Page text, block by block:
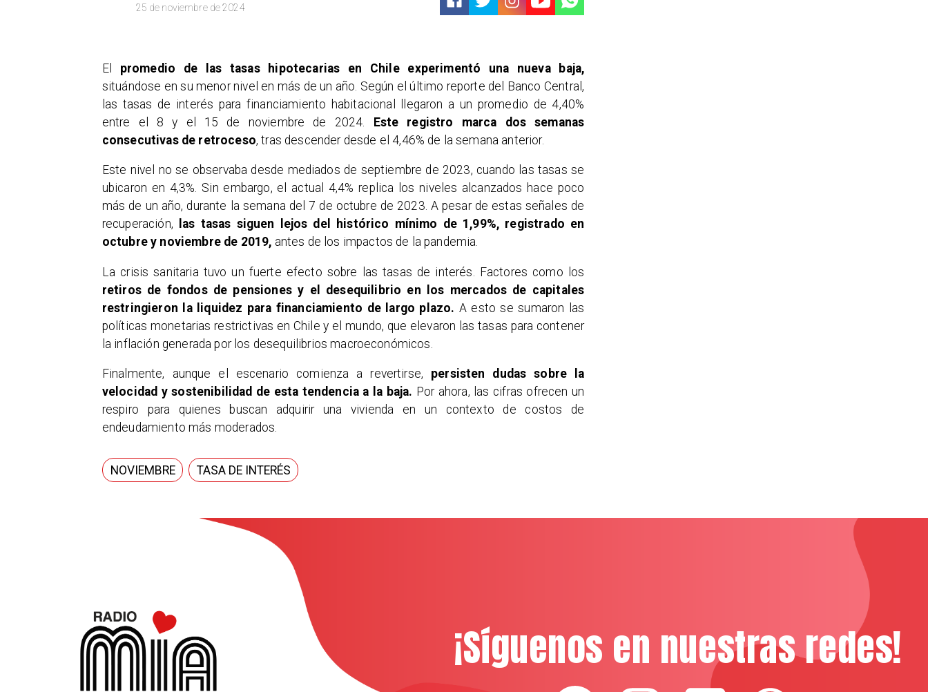
25 de noviembre de 2024
​El promedio de las tasas hipotecarias en Chile experimentó una nueva baja,
situándose en su menor nivel en más de un año. Según el último reporte del Banco Central,
las tasas de interés para financiamiento habitacional llegaron a un promedio de 4,40%
entre el 8 y el 15 de noviembre de 2024. Este registro marca dos semanas
consecutivas de retroceso, tras descender desde el 4,46% de la semana anterior.
Este nivel no se observaba desde mediados de septiembre de 2023, cuando las tasas se
ubicaron en 4,3%. Sin embargo, el actual 4,4% replica los niveles alcanzados hace poco
más de un año, durante la semana del 7 de octubre de 2023. A pesar de estas señales de
recuperación,
las tasas siguen lejos del histórico mínimo de 1,99%, registrado en
octubre y noviembre de 2019, antes de los impactos de la pandemia.
La crisis sanitaria tuvo un fuerte efecto sobre las tasas de interés. Factores como los
retiros de fondos de pensiones y el desequilibrio en los mercados de capitales
restringieron la liquidez para financiamiento de largo plazo. A esto se sumaron las
políticas monetarias restrictivas en Chile y el mundo, que elevaron las tasas para contener
la inflación generada por los desequilibrios macroeconómicos.
Finalmente, aunque el escenario comienza a revertirse, persisten dudas sobre la
velocidad y sostenibilidad de esta tendencia a la baja. Por ahora, las cifras ofrecen un
respiro para quienes buscan adquirir una vivienda en un contexto de costos de
endeudamiento más moderados.
NOVIEMBRE TASA DE INTERÉS
¡Síguenos en nuestras redes!